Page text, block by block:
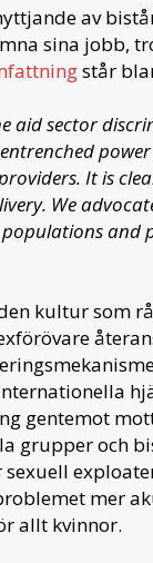
av
sina jobb,
står
aid sector
It is
We
kultur som
gentemot
grupper och
mer
allt kvinnor.